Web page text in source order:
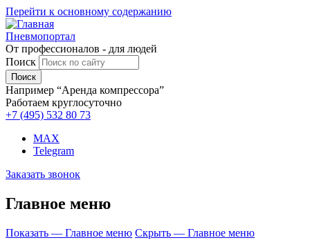
Перейти к основному содержанию
Пневмопортал
От профессионалов - для людей
Поиск
Например “Аренда компрессора”
Работаем круглосуточно
+7 (495) 532 80 73
MAX
Telegram
Заказать звонок
Главное меню
Показать — Главное меню Скрыть — Главное меню